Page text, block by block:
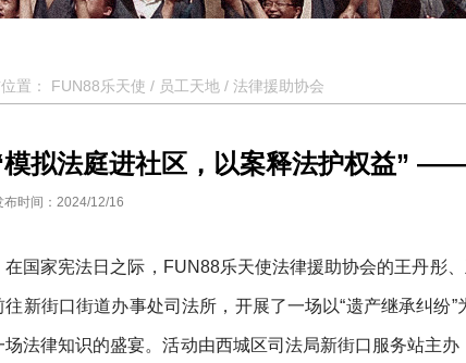
置： FUN88乐天使 / 员工天地 / 法律援助协会
模拟法庭进社区，以案释法护权益”
布时间：2024/12/16
在国家宪法日之际，FUN88乐天使法律援助协会的王丹彤
往新街口街道办事处司法所，开展了一场以“遗产继承纠纷
场法律知识的盛宴。活动由西城区司法局新街口服务站主